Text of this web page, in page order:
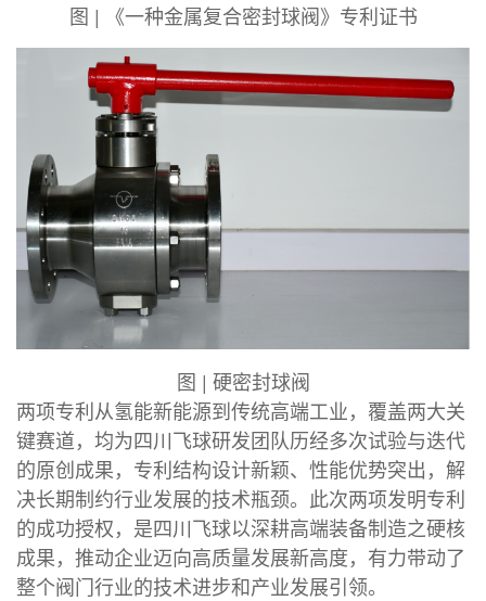
图 | 《一种金属复合密封球阀》专利证书
图 | 硬密封球阀
两项专利从氢能新能源到传统高端工业，覆盖两大关
键赛道，均为四川飞球研发团队历经多次试验与迭代
的原创成果，专利结构设计新颖、性能优势突出，解
决长期制约行业发展的技术瓶颈。此次两项发明专利
的成功授权，是四川飞球以深耕高端装备制造之硬核
成果，推动企业迈向高质量发展新高度，有力带动了
整个阀门行业的技术进步和产业发展引领。